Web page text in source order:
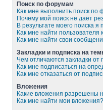
Поиск по форумам
Как мне выполнить поиск
Почему мой поиск не даёт
В результате моего поиска я
Как мне найти
Как мне найти свои
Закладки и подписка на
Чем отличаются закладки от
Как мне подписаться на
Как мне отказаться от
Вложения
Какие вложения разрешены
Как мне найти мои вложения?